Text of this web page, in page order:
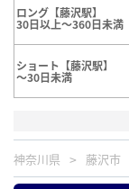
ロング【藤沢駅】
30日以上～360日未満
ショート【藤沢駅】
～30日未満
神奈川県 藤沢市